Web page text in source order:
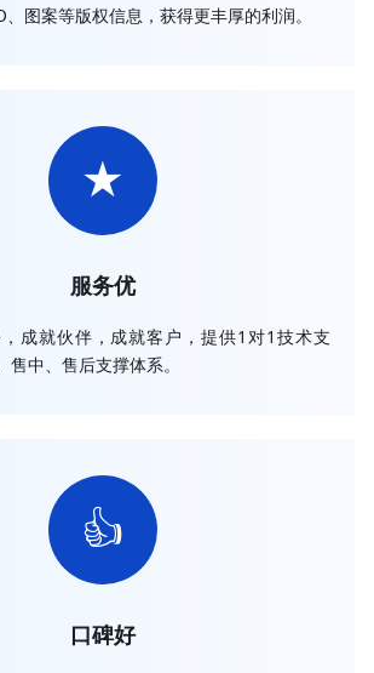
图案等版权信息，获得更丰厚的利润。
★
服务优
成就伙伴，成就客户，提供1对1技术支
中、售后支撑体系。
👍
口碑好